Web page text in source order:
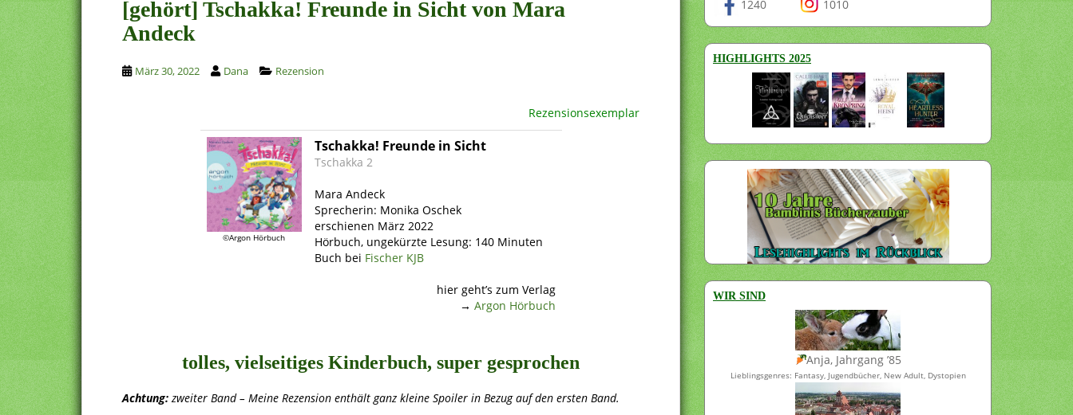
[gehört] Tschakka! Freunde in Sicht von Mara
Andeck
März 30, 2022 Dana Rezension
Rezensionsexemplar
©Argon Hörbuch
Tschakka! Freunde in Sicht
Tschakka 2
Mara Andeck
Sprecherin: Monika Oschek
erschienen März 2022
Hörbuch, ungekürzte Lesung: 140 Minuten
Buch bei Fischer KJB
hier geht’s zum Verlag
→ Argon Hörbuch
tolles, vielseitiges Kinderbuch, super gesprochen
Achtung: zweiter Band – Meine Rezension enthält ganz kleine Spoiler in Bezug auf den ersten Band.
1240 1010
HIGHLIGHTS 2025
WIR SIND
Anja, Jahrgang ’85
Lieblingsgenres: Fantasy, Jugendbücher, New Adult, Dystopien